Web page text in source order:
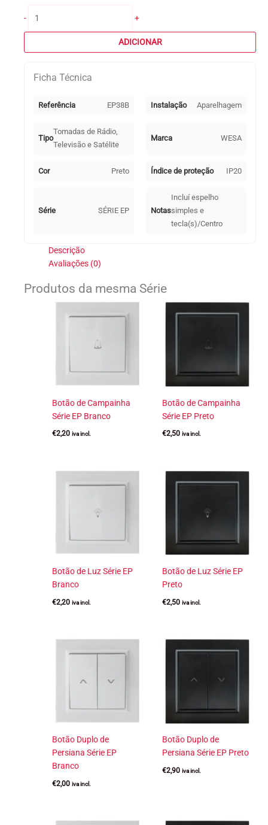
-
TV
EP
+
ADICIONAR
Ficha Técnica
Referência EP38B Instalação Aparelhagem
Tipo
Tomadas de Rádio,
Televisão e Satélite
Marca WESA
Cor Preto Índice de proteção IP20
Série SÉRIE EP Notas
Incluí espelho
simples e
tecla(s)/Centro
Descrição
Avaliações (0)
Produtos da mesma Série
Botão de Campainha
Série EP Branco
€2,20 iva incl.
Botão de Campainha
Série EP Preto
€2,50 iva incl.
Botão de Luz Série EP
Branco
€2,20 iva incl.
Botão de Luz Série EP
Preto
€2,50 iva incl.
Botão Duplo de
Persiana Série EP
Branco
€2,00 iva incl.
Botão Duplo de
Persiana Série EP Preto
€2,90 iva incl.